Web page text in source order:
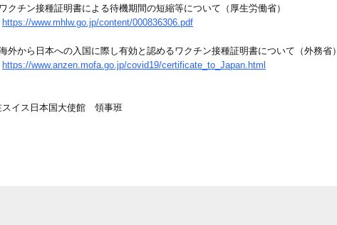
クチン接種証明書による待機期間の短縮等について（厚生労働省）
https://www.mhlw.go.jp/content/000836306.pdf
外から日本への入国に際し有効と認めるワクチン接種証明書について（外務省）
https://www.anzen.mofa.go.jp/covid19/certificate_to_Japan.html
スイス日本国大使館 領事班